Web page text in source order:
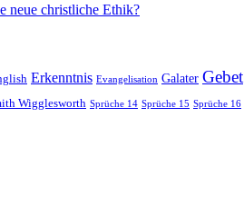
neue christliche Ethik?
Erkenntnis Evangelisation Galater Gebet
Wigglesworth Sprüche 14 Sprüche 15 Sprüche 16